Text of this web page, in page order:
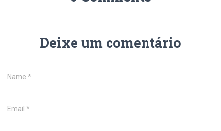
Deixe um comentário
Name *
Email *